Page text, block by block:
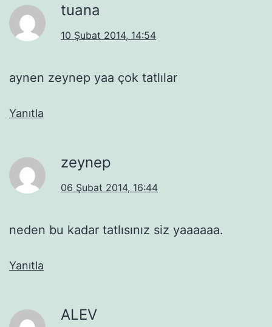
tuana
10 Şubat 2014, 14:54
aynen zeynep yaa çok tatlılar
Yanıtla
zeynep
06 Şubat 2014, 16:44
neden bu kadar tatlısınız siz yaaaaaa.
Yanıtla
ALEV